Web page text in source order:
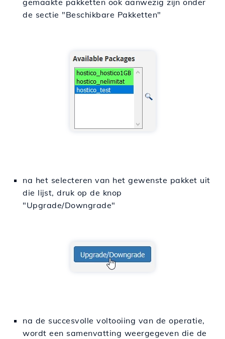
gemaakte pakketten ook aanwezig zijn onder
de sectie "Beschikbare Pakketten"
na het selecteren van het gewenste pakket uit
die lijst, druk op de knop
"Upgrade/Downgrade"
na de succesvolle voltooiing van de operatie,
wordt een samenvatting weergegeven die de